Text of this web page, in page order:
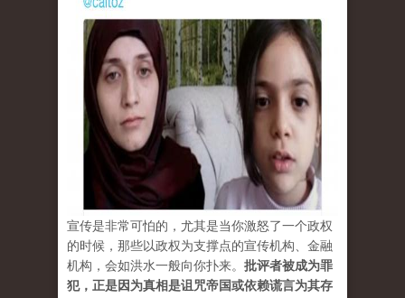
宣传是非常可怕的，尤其是当你激怒了一个政权
的时候，那些以政权为支撑点的宣传机构、金融
机构，会如洪水一般向你扑来。 批评者被成为罪
犯，正是因为真相是诅咒帝国或依赖谎言为其存